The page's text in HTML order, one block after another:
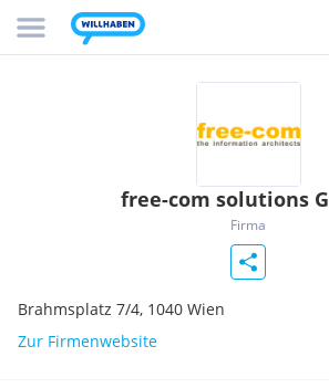
free-com solutions
Firma
Brahmsplatz 7/4, 1040 Wien
Zur Firmenwebsite